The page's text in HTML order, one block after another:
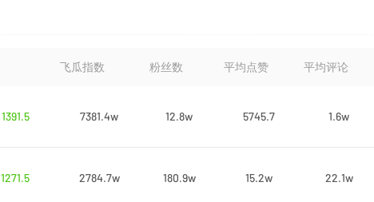
飞瓜指数 粉丝数 平均点赞 平均评论
1391.5
7381.4w 12.8w 5745.7 1.6w
1271.5
2784.7w 180.9w 15.2w 22.1w